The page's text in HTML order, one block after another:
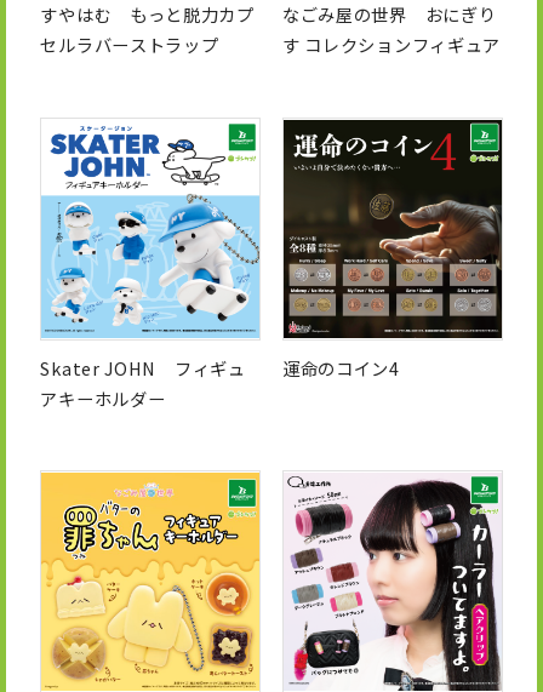
すやはむ もっと脱力カプ
セルラバーストラップ
なごみ屋の世界 おにぎり
す コレクションフィギュア
Skater JOHN フィギュ
アキーホルダー
運命のコイン4